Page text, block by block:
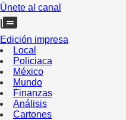
Únete al canal
Edición impresa
Local
Policiaca
México
Mundo
Finanzas
Análisis
Cartones